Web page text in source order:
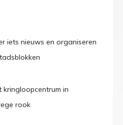
iets nieuws en organiseren
in
rook